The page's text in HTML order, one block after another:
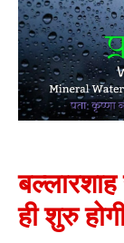
ही शुरु